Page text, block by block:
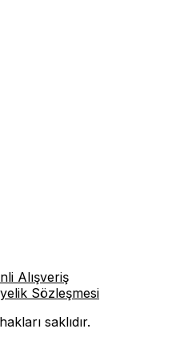
Alışveriş
Sözleşmesi
saklıdır.